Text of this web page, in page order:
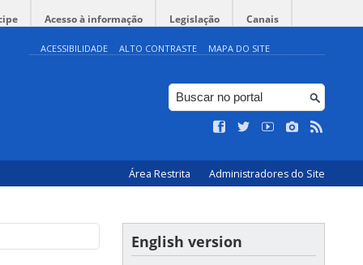
Acesso à informação Legislação Canais
ACESSIBILIDADE ALTO CONTRASTE MAPA DO SITE
Área Restrita Administradores do Site
English version